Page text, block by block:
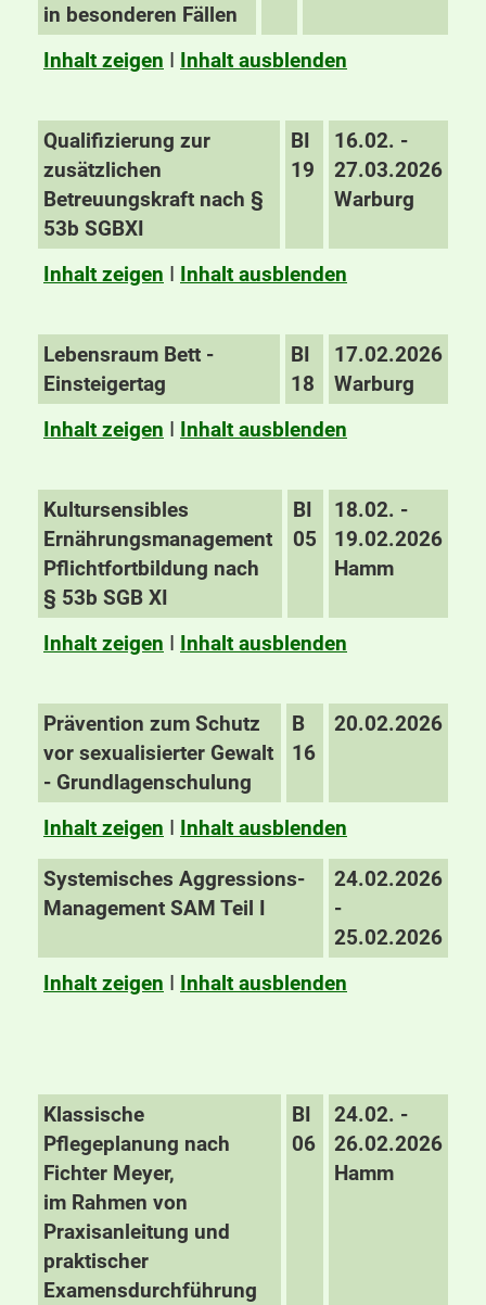
in besonderen Fällen
Inhalt zeigen I Inhalt ausblenden
Qualifizierung zur
zusätzlichen
Betreuungskraft nach §
53b SGBXI
BI
19
16.02. -
27.03.2026
Warburg
Inhalt zeigen I Inhalt ausblenden
Lebensraum Bett -
Einsteigertag
BI
18
17.02.2026
Warburg
Inhalt zeigen I Inhalt ausblenden
Kultursensibles
Ernährungsmanagement
Pflichtfortbildung nach
§ 53b SGB XI
BI
05
18.02. -
19.02.2026
Hamm
Inhalt zeigen I Inhalt ausblenden
Prävention zum Schutz
vor sexualisierter Gewalt
- Grundlagenschulung
B
16
20.02.2026
Inhalt zeigen I Inhalt ausblenden
Systemisches Aggressions-
Management SAM Teil I
24.02.2026
-
25.02.2026
Inhalt zeigen I Inhalt ausblenden
Klassische
Pflegeplanung nach
Fichter Meyer,
im Rahmen von
Praxisanleitung und
praktischer
Examensdurchführung
BI
06
24.02. -
26.02.2026
Hamm